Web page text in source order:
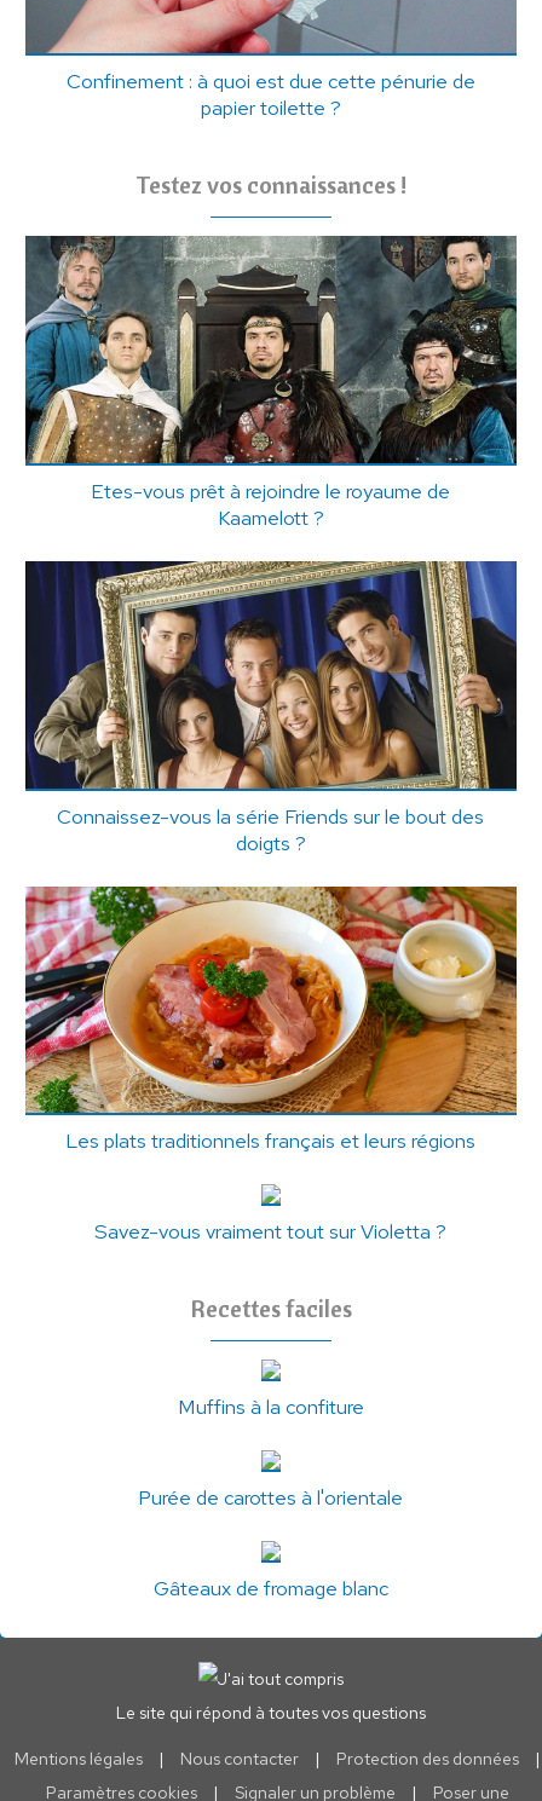
Confinement : à quoi est due cette pénurie de
papier toilette ?
Testez vos connaissances !
Etes-vous prêt à rejoindre le royaume de
Kaamelott ?
Connaissez-vous la série Friends sur le bout des
doigts ?
Les plats traditionnels français et leurs régions
Savez-vous vraiment tout sur Violetta ?
Recettes faciles
Muffins à la confiture
Purée de carottes à l'orientale
Gâteaux de fromage blanc
Le site qui répond à toutes vos questions
Mentions légales | Nous contacter | Protection des données
|
Paramètres cookies
| Signaler un problème | Poser une